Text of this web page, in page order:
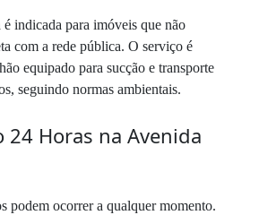
é indicada para imóveis que não
com a rede pública. O serviço é
equipado para sucção e transporte
seguindo normas ambientais.
Horas na Avenida
podem ocorrer a qualquer momento.